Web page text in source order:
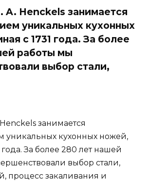
A. Henckels занимается
уникальных кухонных
с 1731 года. За более
работы мы
выбор стали,
занимается
уникальных кухонных ножей,
года. За более 280 лет нашей
выбор стали,
процесс закаливания и